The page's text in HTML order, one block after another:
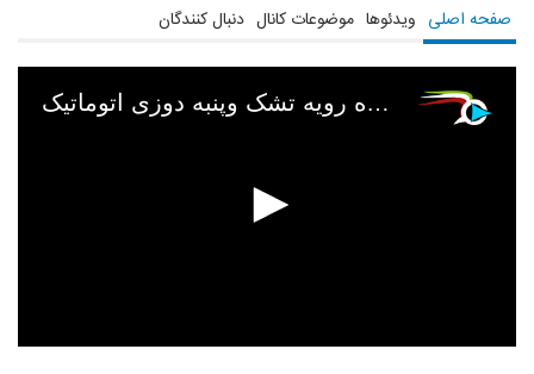
صفحه اصلی ویدئوها موضوعات کانال دنبال کنندگان
دستگاه رویه تشک وپنبه دوزی اتوماتیک